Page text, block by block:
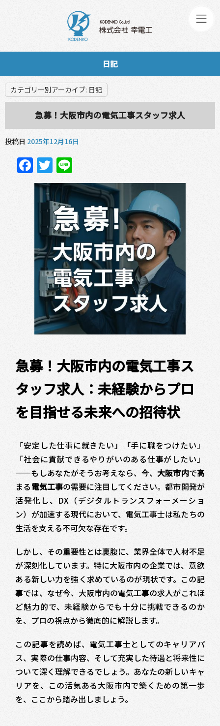
日記
カテゴリー別アーカイブ: 日記
急募！大阪市内の電気工事スタッフ求人
投稿日 2025年12月16日
Facebook
Twitter
急募！大阪市内の電気工事ス
タッフ求人：未経験からプロ
を目指せる未来への招待状
「安定した仕事に就きたい」「手に職をつけたい」
「社会に貢献できるやりがいのある仕事がしたい」
——もしあなたがそうお考えなら、今、 大阪市内で高
まる電気工事の需要に注目してください。都市開発が
活発化し、DX（デジタルトランスフォーメーショ
ン）が加速する現代において、電気工事士は私たちの
生活を支える不可欠な存在です。
しかし、その重要性とは裏腹に、業界全体で人材不足
が深刻化しています。特に大阪市内の企業では、意欲
ある新しい力を強く求めているのが現状です。この記
事では、なぜ今、大阪市内の電気工事の求人がこれほ
ど魅力的で、未経験からでも十分に挑戦できるのか
を、プロの視点から徹底的に解説します。
この記事を読めば、電気工事士としてのキャリアパ
ス、実際の仕事内容、そして充実した待遇と将来性に
ついて深く理解できるでしょう。あなたの新しいキャ
リアを、この活気ある大阪市内で築くための第一歩
を、ここから踏み出しましょう。